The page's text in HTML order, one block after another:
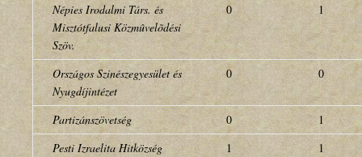
Népies Irodalmi Társ. és
Misztótfalusi Közmûvelõdési
Szöv.
0 1
Országos Szinészegyesület és
Nyugdíjintézet
0 0
Partizánszövetség 0
1
Pesti Izraelita Hitközség
1 1